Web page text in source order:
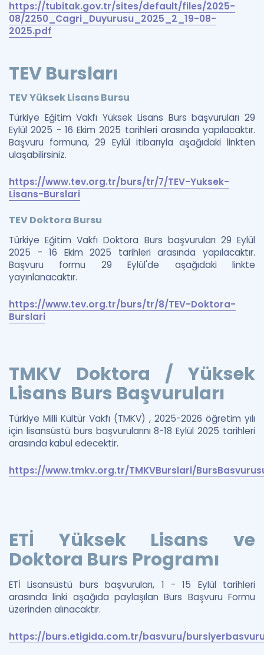
https://tubitak.gov.tr/sites/default/files/2025-
08/2250_Cagri_Duyurusu_2025_2_19-08-
2025.pdf
TEV Bursları
TEV Yüksek Lisans Bursu
Türkiye Eğitim Vakfı Yüksek Lisans Burs başvuruları 29
Eylül 2025 - 16 Ekim 2025 tarihleri arasında yapılacaktır.
Başvuru formuna, 29 Eylül itibarıyla aşağıdaki linkten
ulaşabilirsiniz.
https://www.tev.org.tr/burs/tr/7/TEV-Yuksek-
Lisans-Burslari
TEV Doktora Bursu
Türkiye Eğitim Vakfı Doktora Burs başvuruları 29 Eylül
2025 - 16 Ekim 2025 tarihleri arasında yapılacaktır.
Başvuru formu 29 Eylül'de aşağıdaki linkte
yayınlanacaktır.
https://www.tev.org.tr/burs/tr/8/TEV-Doktora-
Burslari
TMKV Doktora / Yüksek
Lisans Burs Başvuruları
Türkiye Milli Kültür Vakfı (TMKV) , 2025-2026 öğretim yılı
için lisansüstü burs başvurularını 8-18 Eylül 2025 tarihleri
arasında kabul edecektir.
https://www.tmkv.org.tr/TMKVBurslari/
ETİ Yüksek Lisans ve
Doktora Burs Programı
ETİ Lisansüstü burs başvuruları, 1 - 15 Eylül tarihleri
arasında linki aşağıda paylaşılan Burs Başvuru Formu
üzerinden alınacaktır.
https://burs.etigida.com.tr/basvuru/